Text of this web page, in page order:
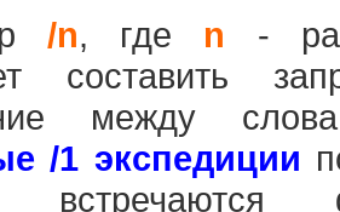
/n, где n -
составить
между
/1 экспедиции